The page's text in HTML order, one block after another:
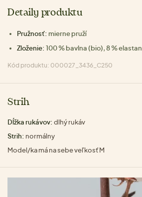
Detaily produktu
Pružnosť: mierne pruží
Zloženie: 100 % bavlna (bio), 8 % elastan
Kód produktu: 000027_3436_C250
Strih
Dĺžka rukávov: dlhý rukáv
Strih: normálny
Model/ka má na sebe veľkosť M